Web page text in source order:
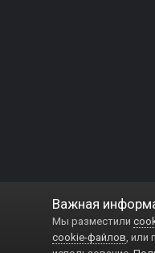
Важная
Мы разместили
cookie-файлов, или